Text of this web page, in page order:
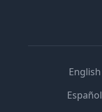
English
Español